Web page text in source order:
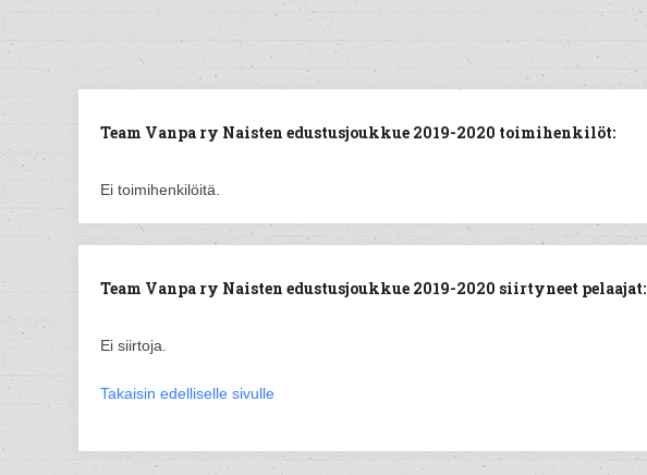
Team Vanpa ry Naisten edustusjoukkue 2019-2020 toimihenkilöt:
Ei toimihenkilöitä.
Team Vanpa ry Naisten edustusjoukkue 2019-2020 siirtyneet pelaajat:
Ei siirtoja.
Takaisin edelliselle sivulle